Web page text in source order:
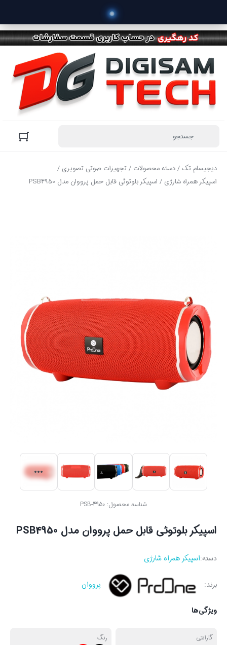
دیجیسام تک/دسته محصولات /تجهیزات صوتی تصویری /
اسپیکر همراه شارژی / اسپیکر بلوتوثی قابل حمل پرووان مدل PSB4950
شناسه محصول: PSB-4950
اسپیکر بلوتوثی قابل حمل پرووان مدل PSB4950
دسته:اسپیکر همراه شارژی
برند: پرووان
ویژگی‌ها
گارانتی رنگ
خرید